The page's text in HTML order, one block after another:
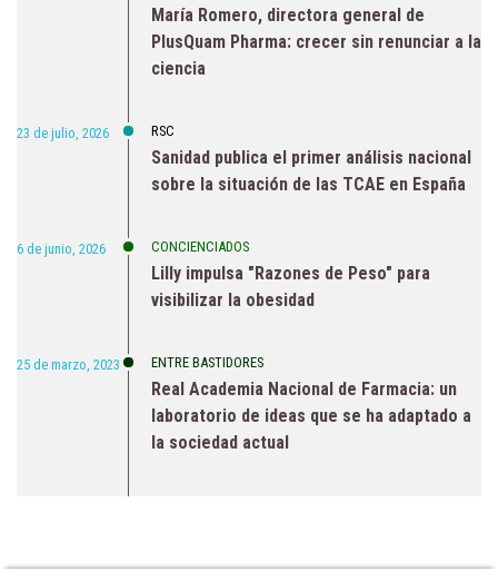
María Romero, directora general de
PlusQuam Pharma: crecer sin renunciar a la
ciencia
23 de julio, 2026 RSC
Sanidad publica el primer análisis nacional
sobre la situación de las TCAE en España
6 de junio, 2026 CONCIENCIADOS
Lilly impulsa "Razones de Peso" para
visibilizar la obesidad
25 de marzo, 2023 ENTRE BASTIDORES
Real Academia Nacional de Farmacia: un
laboratorio de ideas que se ha adaptado a
la sociedad actual